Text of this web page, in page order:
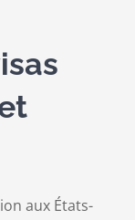
aux États-